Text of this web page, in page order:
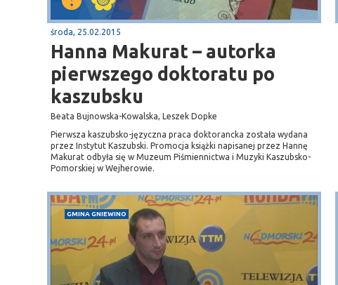
środa, 25.02.2015
Hanna Makurat – autorka
pierwszego doktoratu po
kaszubsku
Beata Bujnowska-Kowalska, Leszek Dopke
Pierwsza kaszubsko-języczna praca doktorancka została wydana
przez Instytut Kaszubski. Promocja książki napisanej przez Hannę
Makurat odbyła się w Muzeum Piśmiennictwa i Muzyki Kaszubsko-
Pomorskiej w Wejherowie.
GMINA GNIEWINO